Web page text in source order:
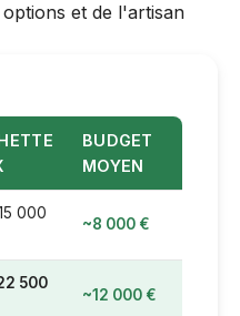
et de l'artisan
BUDGET
MOYEN
000
~8 000 €
500
~12 000 €